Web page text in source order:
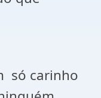
só carinho